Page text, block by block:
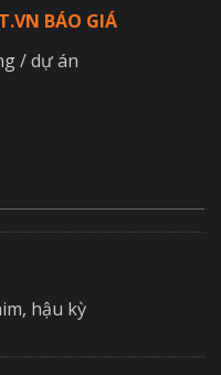
BÁO GIÁ
/ dự án
hậu kỳ